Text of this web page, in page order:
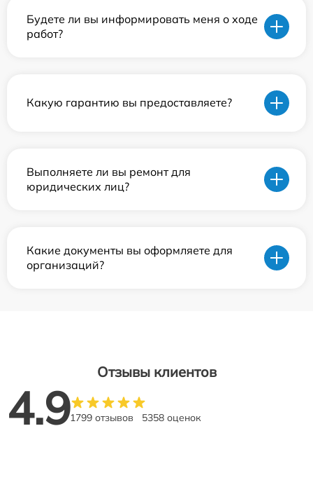
Будете ли вы информировать меня о ходе
работ?
Какую гарантию вы предоставляете?
Выполняете ли вы ремонт для
юридических лиц?
Какие документы вы оформляете для
организаций?
Отзывы клиентов
4.91799 отзывов 5358 оценок